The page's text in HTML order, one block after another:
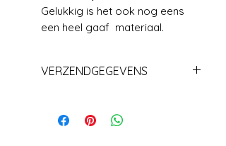
Gelukkig is het ook nog eens
een heel gaaf materiaal.
VERZENDGEGEVENS